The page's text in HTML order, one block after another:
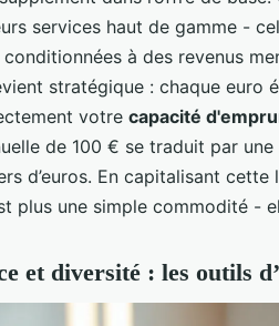
services haut de gamme -
à des revenus
stratégique : chaque euro
votre capacité
de 100 € se traduit par
d’euros. En capitalisant
plus une simple commodité -
et diversité : les outils